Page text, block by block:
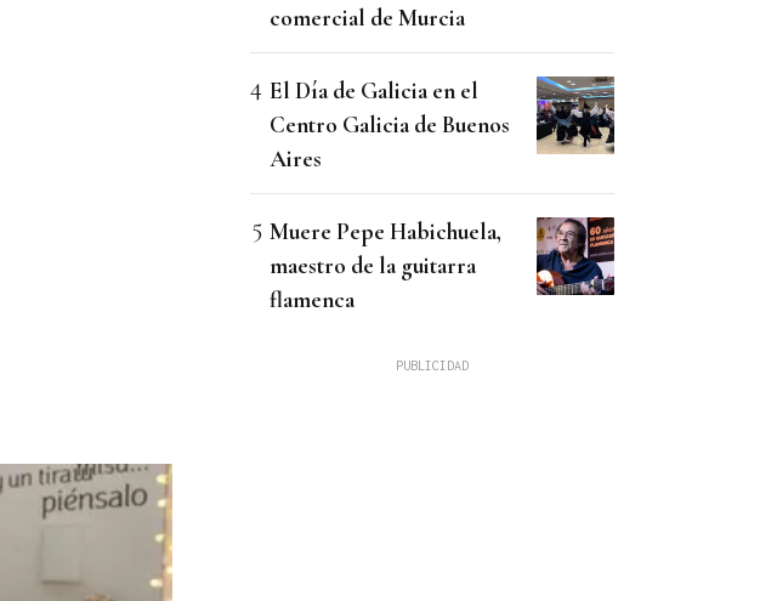
comercial de Murcia
El Día de Galicia en el
Centro Galicia de Buenos
Aires
Muere Pepe Habichuela,
maestro de la guitarra
flamenca